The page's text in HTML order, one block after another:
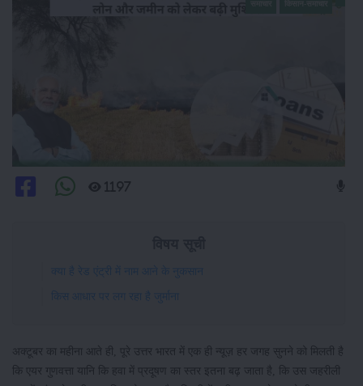
1197
क्या है रेड एंट्री में नाम आने के नुकसान
किस आधार पर लग रहा है जुर्माना
अक्टूबर का महीना आते ही, पूरे उत्तर भारत में एक ही न्यूज़ हर जगह सुनने को मिलती है
कि एयर गुणवत्ता यानि कि हवा में प्रदूषण का स्तर इतना बढ़ जाता है, कि उस जहरीली